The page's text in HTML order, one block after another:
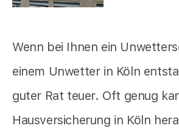
Wenn bei Ihnen ein
einem Unwetter in Köln
guter Rat teuer. Oft genug
Hausversicherung in Köln